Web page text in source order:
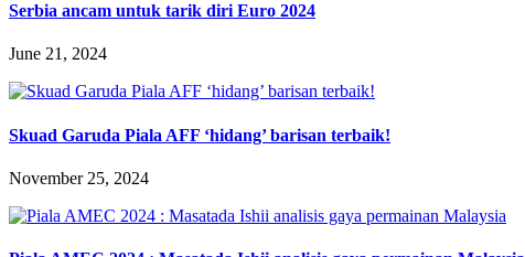
Serbia ancam untuk tarik diri Euro 2024
June 21, 2024
Skuad Garuda Piala AFF ‘hidang’ barisan terbaik!
November 25, 2024